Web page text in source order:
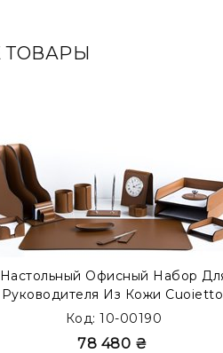
ТОВАРЫ
Настольный Офисный Набор
Руководителя Из Кожи
16 Предметов, Бювар, Табак
Код: 10-00190
78 480 ₴